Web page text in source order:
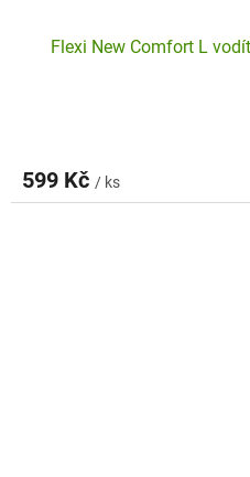
Flexi New Comfort L
599 Kč / ks